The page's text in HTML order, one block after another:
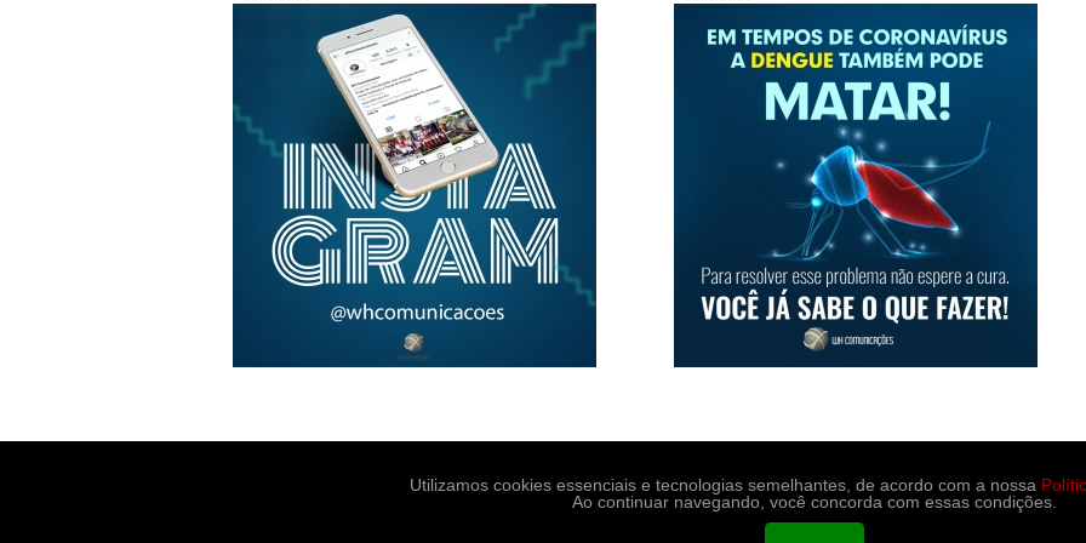
Medicina e saúde
Utilizamos cookies essenciais e tecnologias semelhantes, de acordo com a nossa
Ao continuar navegando, você concorda com essas condições.